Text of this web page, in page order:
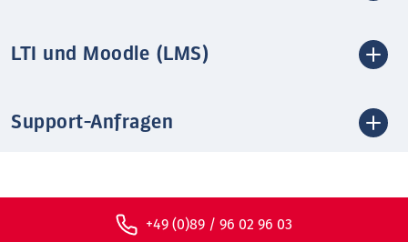
LTI und Moodle (LMS)
Support-Anfragen
+49 (0)89 / 96 02 96 03